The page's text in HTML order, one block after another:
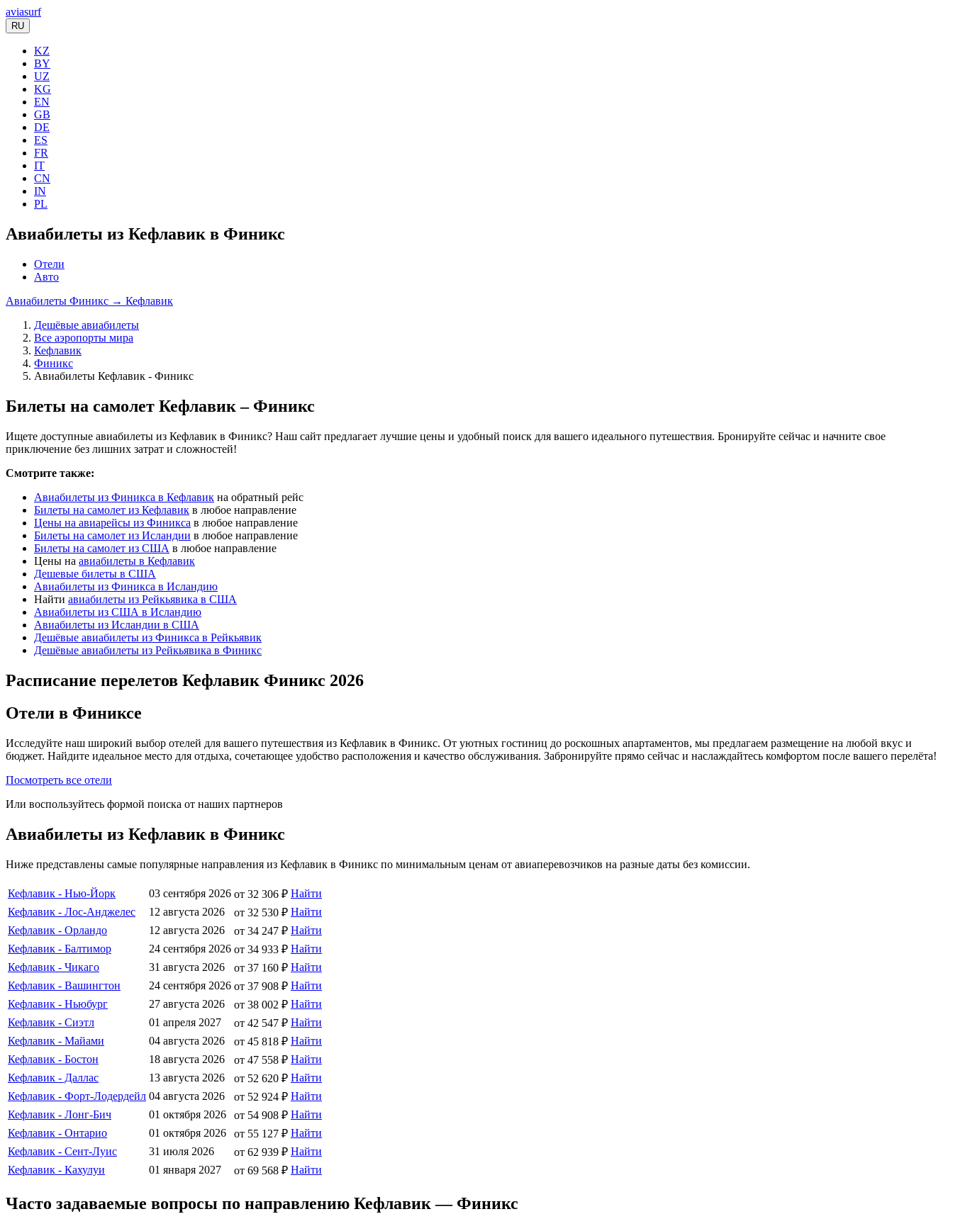
aviasurf
RU
KZ
BY
UZ
KG
EN
GB
DE
ES
FR
IT
CN
IN
PL
Авиабилеты из Кефлавик в Финикс
Отели
Авто
Авиабилеты Финикс → Кефлавик
Дешёвые авиабилеты
Все аэропорты мира
Кефлавик
Финикс
Авиабилеты Кефлавик - Финикс
Билеты на самолет Кефлавик – Финикс
Ищете доступные авиабилеты из Кефлавик в Финикс? Наш сайт предлагает лучшие цены и удобный поиск для вашего идеального путешествия. Бронируйте сейчас и начните свое
приключение без лишних затрат и сложностей!
Смотрите также:
Авиабилеты из Финикса в Кефлавик на обратный рейс
Билеты на самолет из Кефлавик в любое направление
Цены на авиарейсы из Финикса в любое направление
Билеты на самолет из Исландии в любое направление
Билеты на самолет из США в любое направление
Цены на авиабилеты в Кефлавик
Дешевые билеты в США
Авиабилеты из Финикса в Исландию
Найти авиабилеты из Рейкьявика в США
Авиабилеты из США в Исландию
Авиабилеты из Исландии в США
Дешёвые авиабилеты из Финикса в Рейкьявик
Дешёвые авиабилеты из Рейкьявика в Финикс
Расписание перелетов Кефлавик Финикс 2026
Отели в Финиксе
Исследуйте наш широкий выбор отелей для вашего путешествия из Кефлавик в Финикс. От уютных гостиниц до роскошных апартаментов, мы предлагаем размещение на любой вкус и
бюджет. Найдите идеальное место для отдыха, сочетающее удобство расположения и качество обслуживания. Забронируйте прямо сейчас и наслаждайтесь комфортом после вашего перелёта!
Посмотреть все отели
Или воспользуйтесь формой поиска от наших партнеров
Авиабилеты из Кефлавик в Финикс
Ниже представлены самые популярные направления из Кефлавик в Финикс по минимальным ценам от авиаперевозчиков на разные даты без комиссии.
Кефлавик - Нью-Йорк 03 сентября 2026 от 32 306 ₽ Найти
Кефлавик - Лос-Анджелес
12 августа 2026 от 32 530 ₽ Найти
Кефлавик - Орландо
12 августа 2026 от 34 247 ₽ Найти
Кефлавик - Балтимор
24 сентября 2026 от 34 933 ₽ Найти
Кефлавик - Чикаго
31 августа 2026 от 37 160 ₽ Найти
Кефлавик - Вашингтон
24 сентября 2026 от 37 908 ₽ Найти
Кефлавик - Ньюбург
27 августа 2026 от 38 002 ₽ Найти
Кефлавик - Сиэтл
01 апреля 2027 от 42 547 ₽ Найти
Кефлавик - Майами
04 августа 2026 от 45 818 ₽ Найти
Кефлавик - Бостон
18 августа 2026 от 47 558 ₽ Найти
Кефлавик - Даллас
13 августа 2026 от 52 620 ₽ Найти
Кефлавик - Форт-Лодердейл 04 августа 2026 от 52 924 ₽ Найти
Кефлавик - Лонг-Бич
01 октября 2026 от 54 908 ₽ Найти
Кефлавик - Онтарио
01 октября 2026 от 55 127 ₽ Найти
Кефлавик - Сент-Луис
31 июля 2026 от 62 939 ₽ Найти
Кефлавик - Кахулуи
01 января 2027 от 69 568 ₽ Найти
Часто задаваемые вопросы по направлению Кефлавик — Финикс